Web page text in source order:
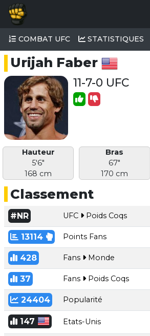
COMBAT UFC STATISTIQUES
Urijah Faber
11-7-0 UFC
Hauteur
5'6"
168 cm
Bras
67"
170 cm
Classement
#NR UFC Poids Coqs
13114 Points Fans
428 Fans Monde
37 Fans Poids Coqs
24404 Popularité
147 Etats-Unis